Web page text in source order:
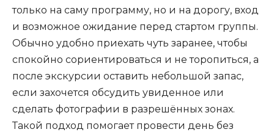
только на саму программу, но и на дорогу, вход
и возможное ожидание перед стартом группы.
Обычно удобно приехать чуть заранее, чтобы
спокойно сориентироваться и не торопиться, а
после экскурсии оставить небольшой запас,
если захочется обсудить увиденное или
сделать фотографии в разрешённых зонах.
Такой подход помогает провести день без